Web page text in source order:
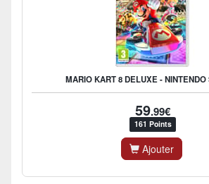
MARIO KART 8 DELUXE - NINTENDO
59.99€
161 Points
Ajouter